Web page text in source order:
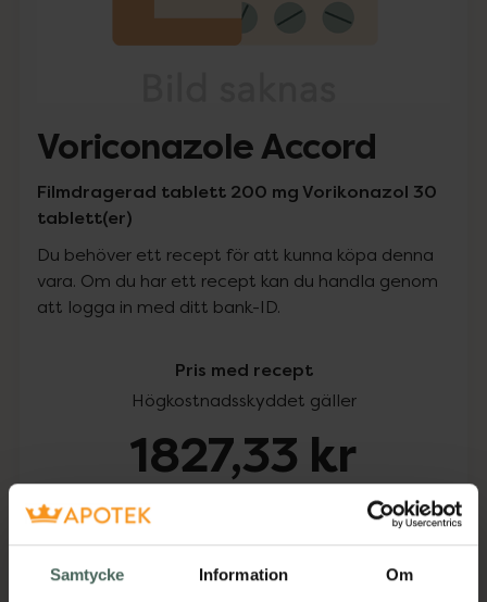
Samtycke Information Om
Voriconazole Accord
Filmdragerad tablett 200 mg Vorikonazol 30
tablett(er)
Du behöver ett recept för att kunna köpa denna
vara. Om du har ett recept kan du handla genom
att logga in med ditt bank-ID.
Pris med recept
Högkostnadsskyddet gäller
1827,33 kr
Köp via ditt recept